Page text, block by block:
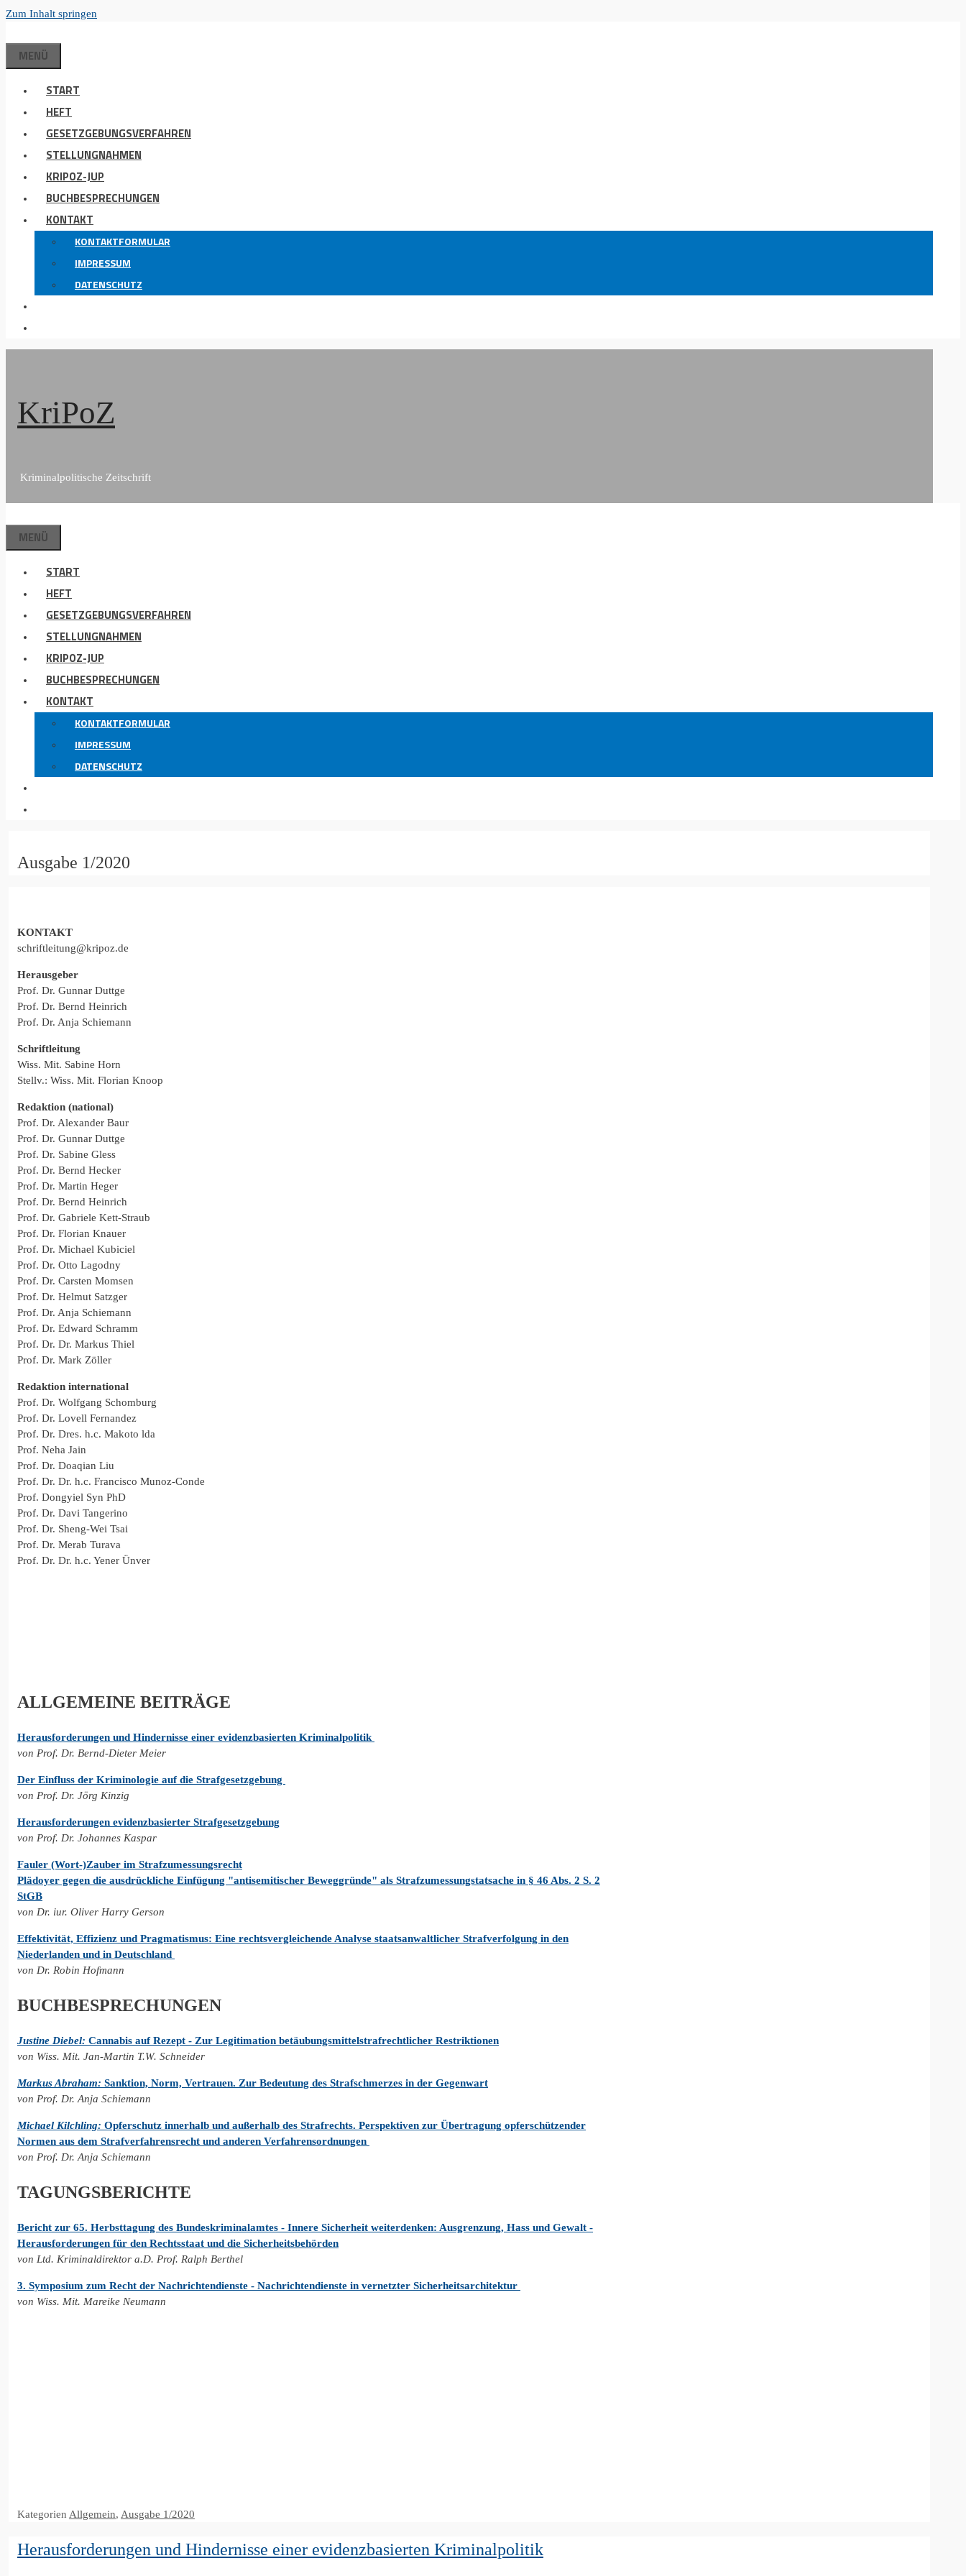
Zum Inhalt springen
MENÜ
START
HEFT
GESETZGEBUNGSVERFAHREN
STELLUNGNAHMEN
KRIPOZ-JUP
BUCHBESPRECHUNGEN
KONTAKT
KONTAKTFORMULAR
IMPRESSUM
DATENSCHUTZ
KriPoZ
Kriminalpolitische Zeitschrift
MENÜ
START
HEFT
GESETZGEBUNGSVERFAHREN
STELLUNGNAHMEN
KRIPOZ-JUP
BUCHBESPRECHUNGEN
KONTAKT
KONTAKTFORMULAR
IMPRESSUM
DATENSCHUTZ
Ausgabe 1/2020
KONTAKT
schriftleitung@kripoz.de
Herausgeber
Prof. Dr. Gunnar Duttge
Prof. Dr. Bernd Heinrich
Prof. Dr. Anja Schiemann
Schriftleitung
Wiss. Mit. Sabine Horn
Stellv.: Wiss. Mit. Florian Knoop
Redaktion (national)
Prof. Dr. Alexander Baur
Prof. Dr. Gunnar Duttge
Prof. Dr. Sabine Gless
Prof. Dr. Bernd Hecker
Prof. Dr. Martin Heger
Prof. Dr. Bernd Heinrich
Prof. Dr. Gabriele Kett-Straub
Prof. Dr. Florian Knauer
Prof. Dr. Michael Kubiciel
Prof. Dr. Otto Lagodny
Prof. Dr. Carsten Momsen
Prof. Dr. Helmut Satzger
Prof. Dr. Anja Schiemann
Prof. Dr. Edward Schramm
Prof. Dr. Dr. Markus Thiel
Prof. Dr. Mark Zöller
Redaktion international
Prof. Dr. Wolfgang Schomburg
Prof. Dr. Lovell Fernandez
Prof. Dr. Dres. h.c. Makoto lda
Prof. Neha Jain
Prof. Dr. Doaqian Liu
Prof. Dr. Dr. h.c. Francisco Munoz-Conde
Prof. Dongyiel Syn PhD
Prof. Dr. Davi Tangerino
Prof. Dr. Sheng-Wei Tsai
Prof. Dr. Merab Turava
Prof. Dr. Dr. h.c. Yener Ünver
ALLGEMEINE BEITRÄGE
Herausforderungen und Hindernisse einer evidenzbasierten Kriminalpolitik
von Prof. Dr. Bernd-Dieter Meier
Der Einfluss der Kriminologie auf die Strafgesetzgebung
von Prof. Dr. Jörg Kinzig
Herausforderungen evidenzbasierter Strafgesetzgebung
von Prof. Dr. Johannes Kaspar
Fauler (Wort-)Zauber im Strafzumessungsrecht
Plädoyer gegen die ausdrückliche Einfügung "antisemitischer Beweggründe" als Strafzumessungstatsache in § 46 Abs. 2 S. 2
StGB
von Dr. iur. Oliver Harry Gerson
Effektivität, Effizienz und Pragmatismus: Eine rechtsvergleichende Analyse staatsanwaltlicher Strafverfolgung in den
Niederlanden und in Deutschland
von Dr. Robin Hofmann
BUCHBESPRECHUNGEN
Justine Diebel: Cannabis auf Rezept - Zur Legitimation betäubungsmittelstrafrechtlicher Restriktionen
von Wiss. Mit. Jan-Martin T.W. Schneider
Markus Abraham: Sanktion, Norm, Vertrauen. Zur Bedeutung des Strafschmerzes in der Gegenwart
von Prof. Dr. Anja Schiemann
Michael Kilchling: Opferschutz innerhalb und außerhalb des Strafrechts. Perspektiven zur Übertragung opferschützender
Normen aus dem Strafverfahrensrecht und anderen Verfahrensordnungen
von Prof. Dr. Anja Schiemann
TAGUNGSBERICHTE
Bericht zur 65. Herbsttagung des Bundeskriminalamtes - Innere Sicherheit weiterdenken: Ausgrenzung, Hass und Gewalt -
Herausforderungen für den Rechtsstaat und die Sicherheitsbehörden
von Ltd. Kriminaldirektor a.D. Prof. Ralph Berthel
3. Symposium zum Recht der Nachrichtendienste - Nachrichtendienste in vernetzter Sicherheitsarchitektur
von Wiss. Mit. Mareike Neumann
Kategorien Allgemein, Ausgabe 1/2020
Herausforderungen und Hindernisse einer evidenzbasierten Kriminalpolitik